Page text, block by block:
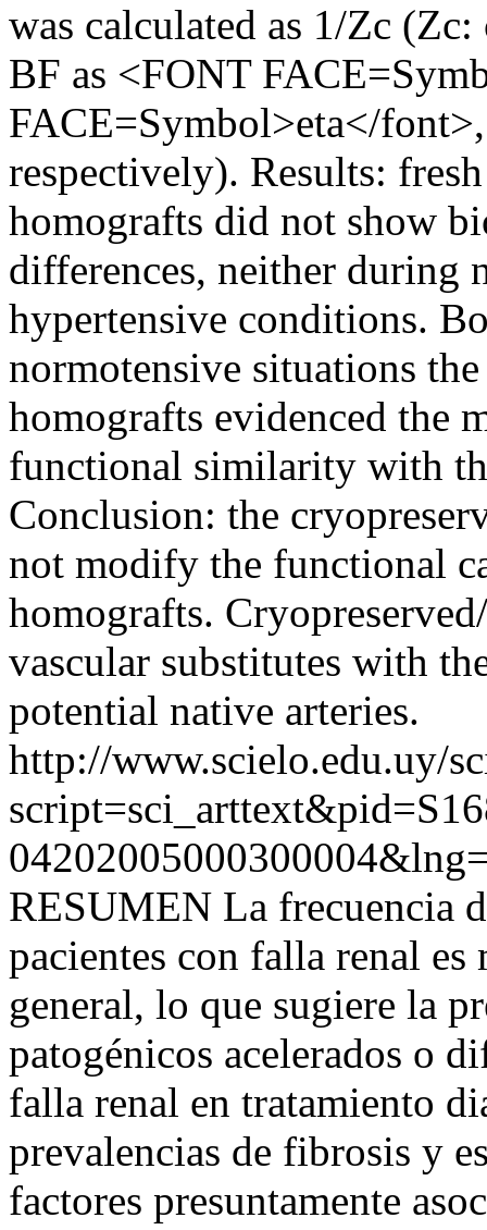
was calculated as 1/Zc
BF as <FONT
FACE=Symbol>eta</
respectively). Results:
homografts did not show
differences, neither during
hypertensive conditions.
normotensive situations
homografts evidenced the
functional similarity with
Conclusion: the
not modify the functional
homografts.
vascular substitutes with
potential native arteries.
http://www.scielo.edu.uy/
RESUMEN La frecuencia
pacientes con falla renal
general, lo que sugiere la
patogénicos acelerados o
falla renal en tratamiento
prevalencias de fibrosis y
factores presuntamente